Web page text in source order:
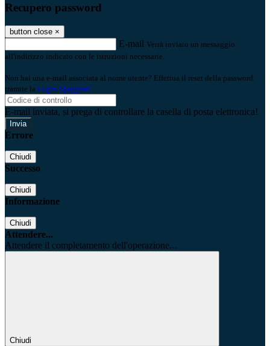
Recupero password
button close ×
E-mail Verrà inviato un messaggio
all'indirizzo indicato con le istruzioni necessarie.
Non hai una e-mail associata al nome utente? Effettua il reset della password
tramite la Login Spaggiari
E-mail inviata, si prega di controllare la casella di posta elettronica!
Errore
Chiudi
Successo
Chiudi
Informazione
Chiudi
Attendere...
Attendere il completamento dell'operazione...
Chiudi